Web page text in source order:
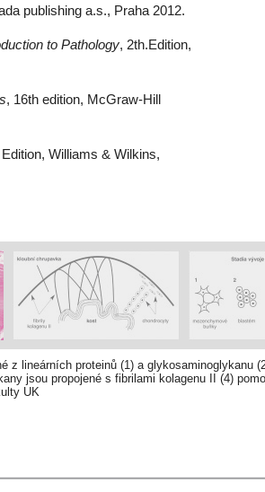
publishing a.s., Praha 2012.
to Pathology, 2th.Edition,
, 16th edition, McGraw-Hill
Williams & Wilkins,
z lineárních proteinů (1) a glykosaminoglykanu
jsou propojené s fibrilami kolagenu II (4)
UK